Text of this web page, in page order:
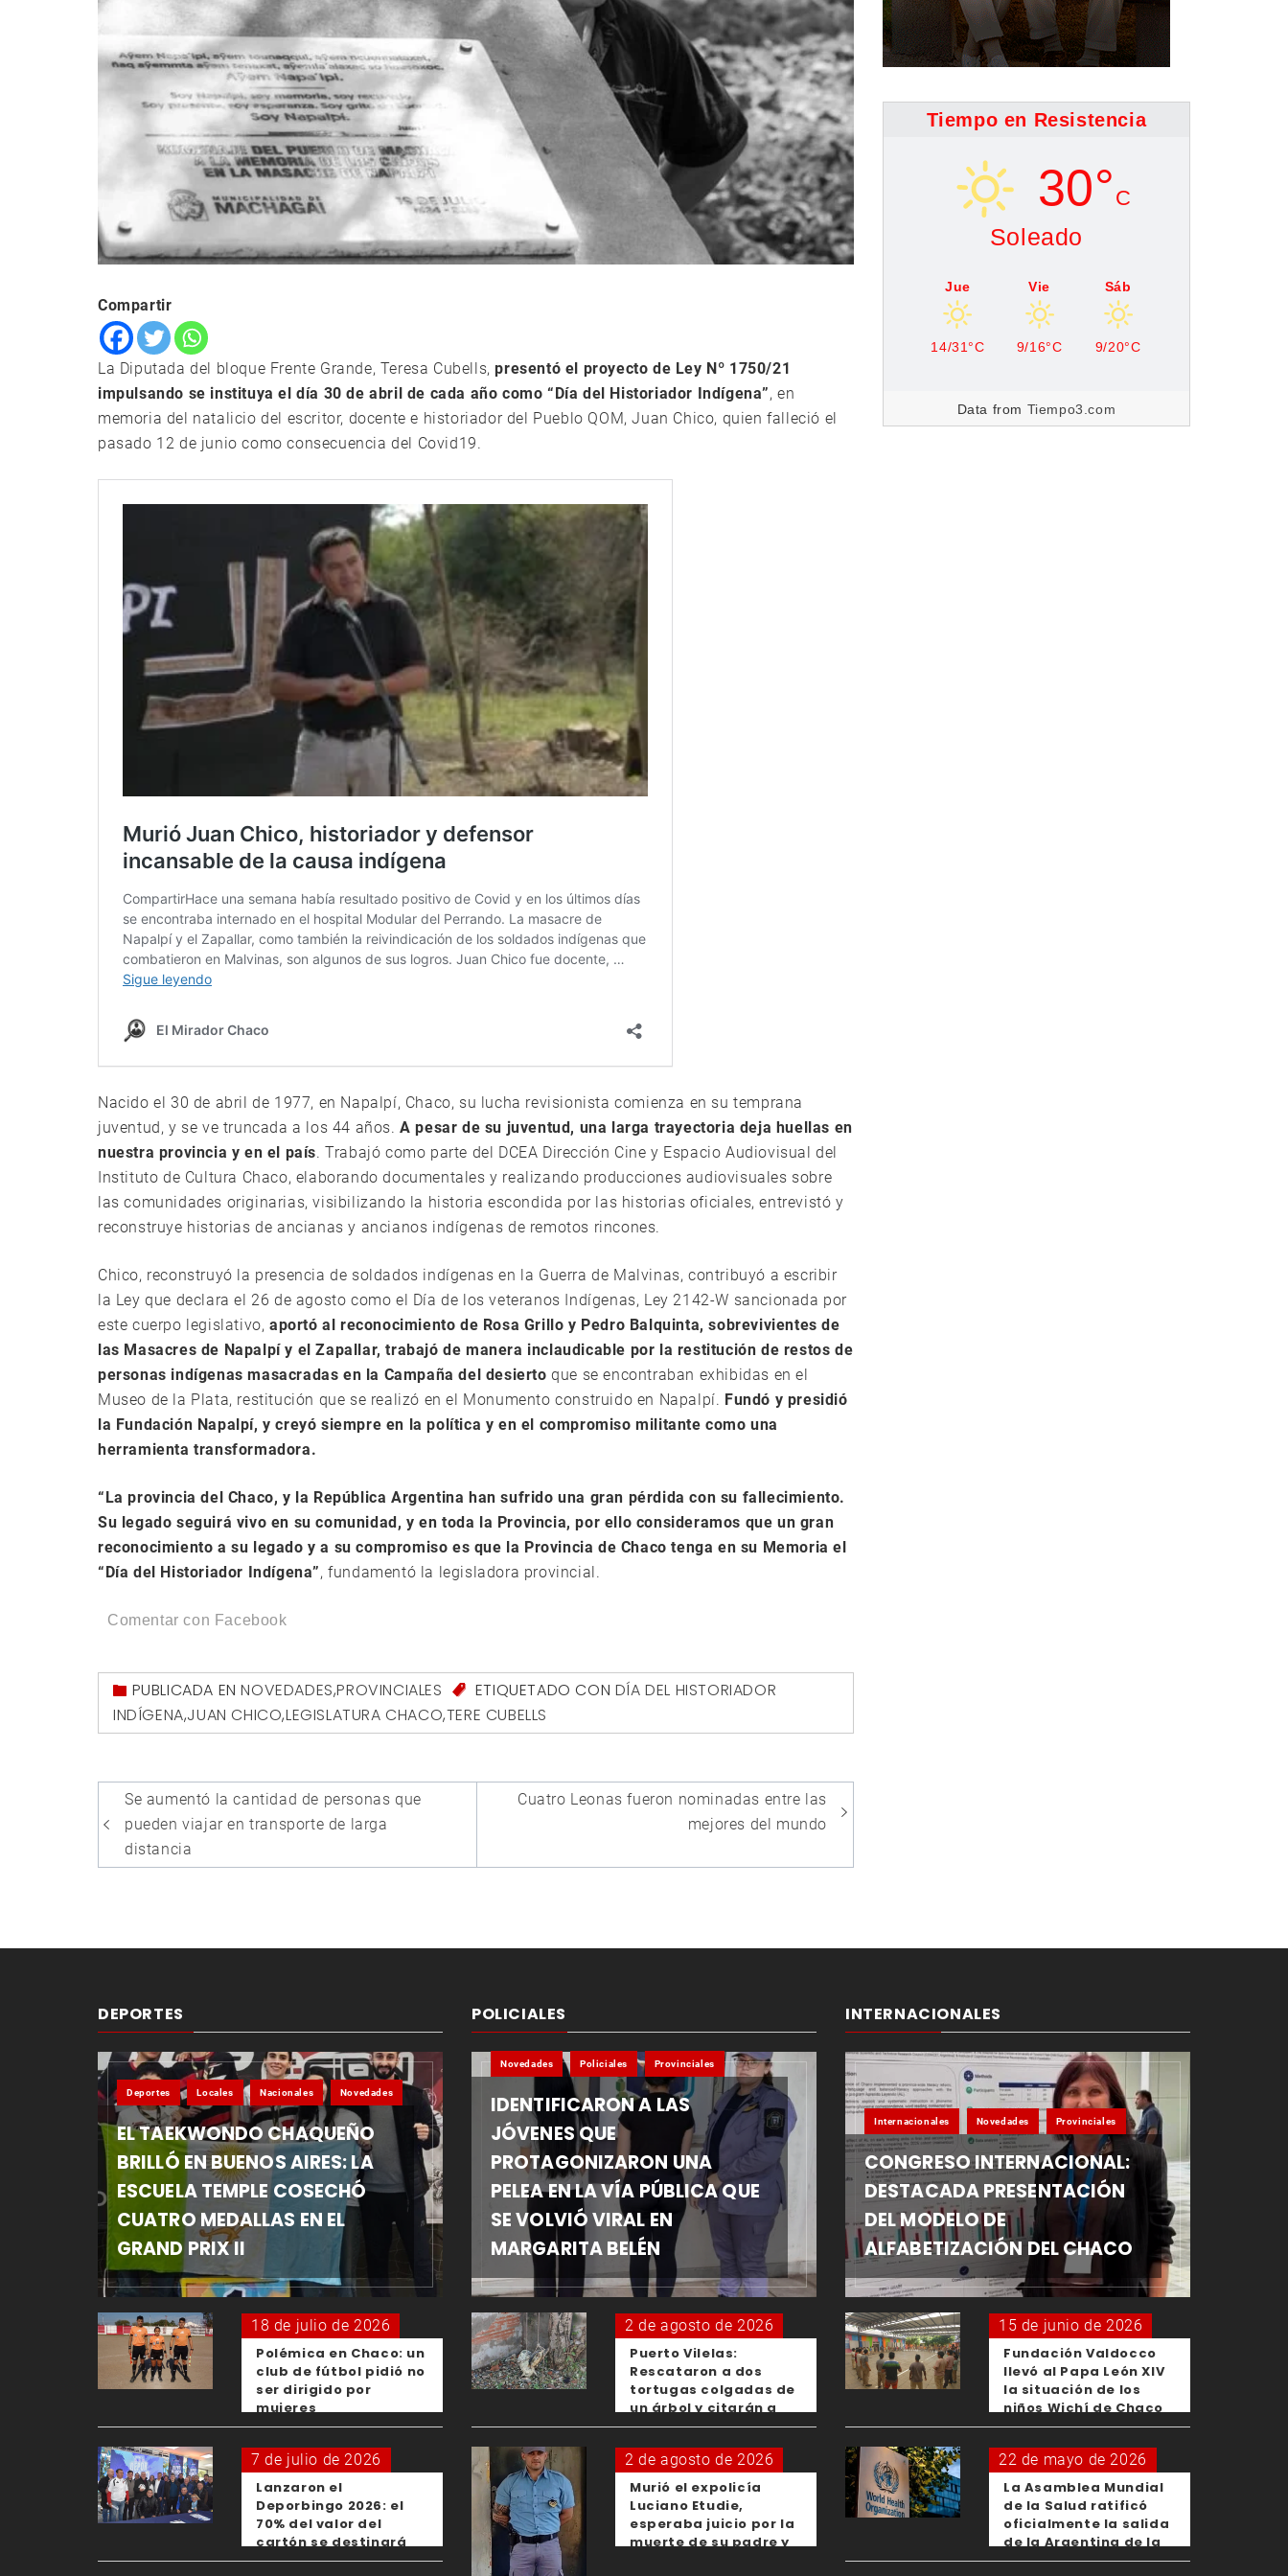
Compartir
La Diputada del bloque Frente Grande, Teresa Cubells,presentó el proyecto de Ley Nº 1750/21
impulsando se instituya el día 30 de abril de cada año como “Día del Historiador Indígena”, en
memoria del natalicio del escritor, docente e historiador del Pueblo QOM, Juan Chico, quien falleció el
pasado 12 de junio como consecuencia del Covid19.
Nacido el 30 de abril de 1977, en Napalpí, Chaco, su lucha revisionista comienza en su temprana
juventud, y se ve truncada a los 44 años.A pesar de su juventud, una larga trayectoria deja huellas en
nuestra provincia y en el país. Trabajó como parte del DCEA Dirección Cine y Espacio Audiovisual del
Instituto de Cultura Chaco, elaborando documentales y realizando producciones audiovisuales sobre
las comunidades originarias, visibilizando la historia escondida por las historias oficiales, entrevistó y
reconstruye historias de ancianas y ancianos indígenas de remotos rincones.
Chico, reconstruyó la presencia de soldados indígenas en la Guerra de Malvinas, contribuyó a escribir
la Ley que declara el 26 de agosto como el Día de los veteranos Indígenas, Ley 2142-W sancionada por
este cuerpo legislativo,aportó al reconocimiento de Rosa Grillo y Pedro Balquinta, sobrevivientes de
las Masacres de Napalpí y el Zapallar, trabajó de manera inclaudicable por la restitución de restos de
personas indígenas masacradas en la Campaña del desiertoque se encontraban exhibidas en el
Museo de la Plata, restitución que se realizó en el Monumento construido en Napalpí. Fundó y presidió
la Fundación Napalpí, y creyó siempre en la política y en el compromiso militante como una
herramienta transformadora.
“La provincia del Chaco, y la República Argentina han sufrido una gran pérdida con su fallecimiento.
Su legado seguirá vivo en su comunidad, y en toda la Provincia, por ello consideramos que un gran
reconocimiento a su legado y a su compromiso es que la Provincia de Chaco tenga en su Memoria el
“Día del Historiador Indígena”, fundamentó la legisladora provincial.
Comentar con Facebook
PUBLICADA ENNOVEDADES,PROVINCIALES ETIQUETADO CON DÍA DEL HISTORIADOR
INDÍGENA,JUAN CHICO,LEGISLATURA CHACO,TERE CUBELLS
Navegación
de
entradas
Se aumentó la cantidad de personas que
pueden viajar en transporte de larga
distancia
Cuatro Leonas fueron nominadas entre las
mejores del mundo
Tiempo en Resistencia
30° C
Soleado
Jue
14/31°C
Vie
9/16°C
Sáb
9/20°C
Data from Tiempo3.com
DEPORTES
Deportes Locales Nacionales Novedades
EL TAEKWONDO CHAQUEÑO
BRILLÓ EN BUENOS AIRES: LA
ESCUELA TEMPLE COSECHÓ
CUATRO MEDALLAS EN EL
GRAND PRIX II
18 de julio de 2026
Polémica en Chaco: un
club de fútbol pidió no
ser dirigido por
mujeres
7 de julio de 2026
Lanzaron el
Deporbingo 2026: el
70% del valor del
cartón se destinará
para los clubes
POLICIALES
Novedades Policiales Provinciales
IDENTIFICARON A LAS
JÓVENES QUE
PROTAGONIZARON UNA
PELEA EN LA VÍA PÚBLICA QUE
SE VOLVIÓ VIRAL EN
MARGARITA BELÉN
2 de agosto de 2026
Puerto Vilelas:
Rescataron a dos
tortugas colgadas de
un árbol y citarán a
los padres de los
menores responsables
2 de agosto de 2026
Murió el expolicía
Luciano Etudie,
esperaba juicio por la
muerte de su padre y
INTERNACIONALES
Internacionales Novedades Provinciales
CONGRESO INTERNACIONAL:
DESTACADA PRESENTACIÓN
DEL MODELO DE
ALFABETIZACIÓN DEL CHACO
15 de junio de 2026
Fundación Valdocco
llevó al Papa León XIV
la situación de los
niños Wichí de Chaco
22 de mayo de 2026
La Asamblea Mundial
de la Salud ratificó
oficialmente la salida
de la Argentina de la
OMS